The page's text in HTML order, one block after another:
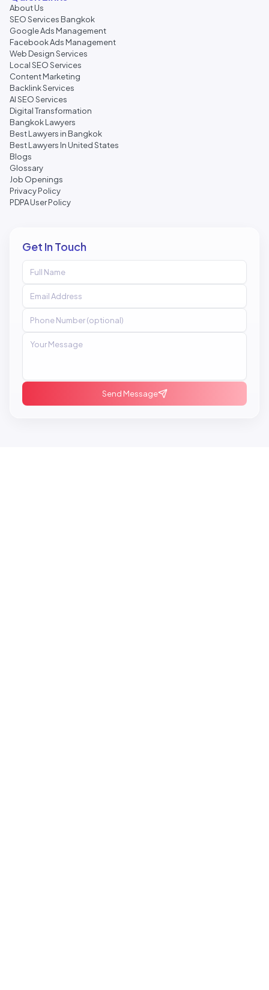
About Us
SEO Services Bangkok
Google Ads Management
Facebook Ads Management
Web Design Services
Local SEO Services
Content Marketing
Backlink Services
AI SEO Services
Digital Transformation
Bangkok Lawyers
Best Lawyers in Bangkok
Best Lawyers In United States
Blogs
Glossary
Job Openings
Privacy Policy
PDPA User Policy
Get In Touch
Send Message